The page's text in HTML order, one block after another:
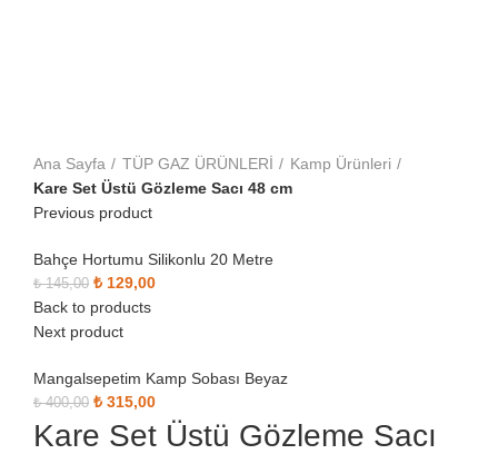
Ana Sayfa
TÜP GAZ ÜRÜNLERİ
Kamp Ürünleri
Kare Set Üstü Gözleme Sacı 48 cm
Previous product
Bahçe Hortumu Silikonlu 20 Metre
₺145,00 Orijinal fiyat: ₺ 145,00.
₺ 129,00
Back to products
Next product
Mangalsepetim Kamp Sobası Beyaz
₺400,00 Orijinal fiyat: ₺ 400,00.
₺ 315,00
Kare Set Üstü Gözleme Sacı